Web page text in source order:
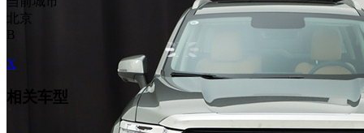
北京
B
X
相关车型